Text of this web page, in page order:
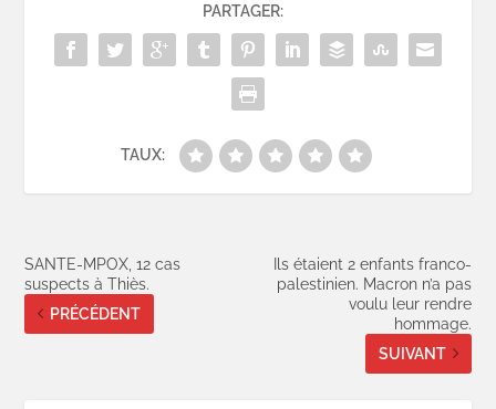
PARTAGER:
TAUX:
SANTE-MPOX, 12 cas
suspects à Thiès.
PRÉCÉDENT
Ils étaient 2 enfants franco-
palestinien. Macron n’a pas
voulu leur rendre
hommage.
SUIVANT